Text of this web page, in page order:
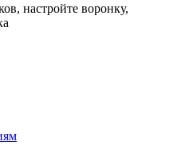
настройте воронку,